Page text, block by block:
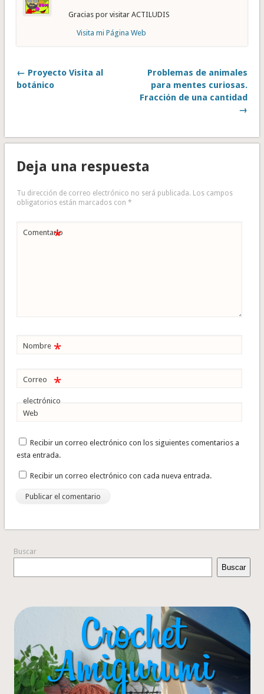
Gracias por visitar ACTILUDIS
Visita mi Página Web
← Proyecto Visita al
botánico
Problemas de animales
para mentes curiosas.
Fracción de una cantidad
→
Deja una respuesta
Tu dirección de correo electrónico no será publicada. Los campos
obligatorios están marcados con *
Comentario
*
Nombre *
Correo
electrónico
*
Web
Recibir un correo electrónico con los siguientes comentarios a
esta entrada.
Recibir un correo electrónico con cada nueva entrada.
Buscar
Buscar